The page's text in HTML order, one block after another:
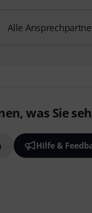
Alle
was Sie
Hilfe &